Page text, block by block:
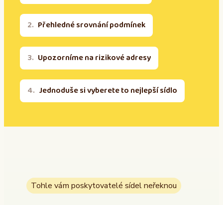
Přehledné srovnání podmínek
Upozorníme na rizikové adresy
Jednoduše si vyberete to nejlepší sídlo
Tohle vám poskytovatelé sídel neřeknou